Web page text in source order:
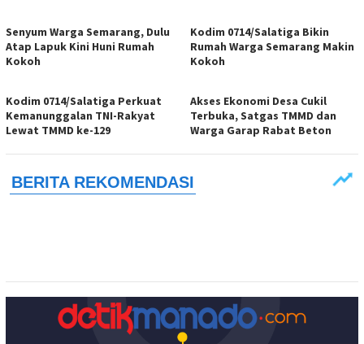
Senyum Warga Semarang, Dulu
Atap Lapuk Kini Huni Rumah
Kokoh
Kodim 0714/Salatiga Bikin
Rumah Warga Semarang Makin
Kokoh
Kodim 0714/Salatiga Perkuat
Kemanunggalan TNI-Rakyat
Lewat TMMD ke-129
Akses Ekonomi Desa Cukil
Terbuka, Satgas TMMD dan
Warga Garap Rabat Beton